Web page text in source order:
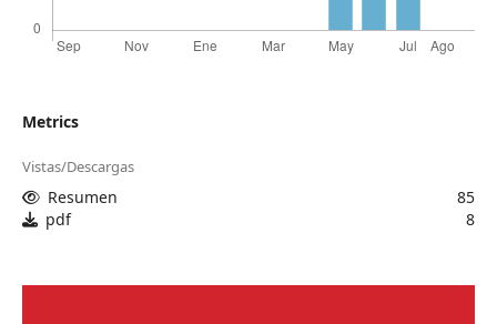
Metrics
Vistas/Descargas
Resumen
85
pdf
8